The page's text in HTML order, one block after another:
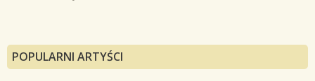
POPULARNI ARTYŚCI